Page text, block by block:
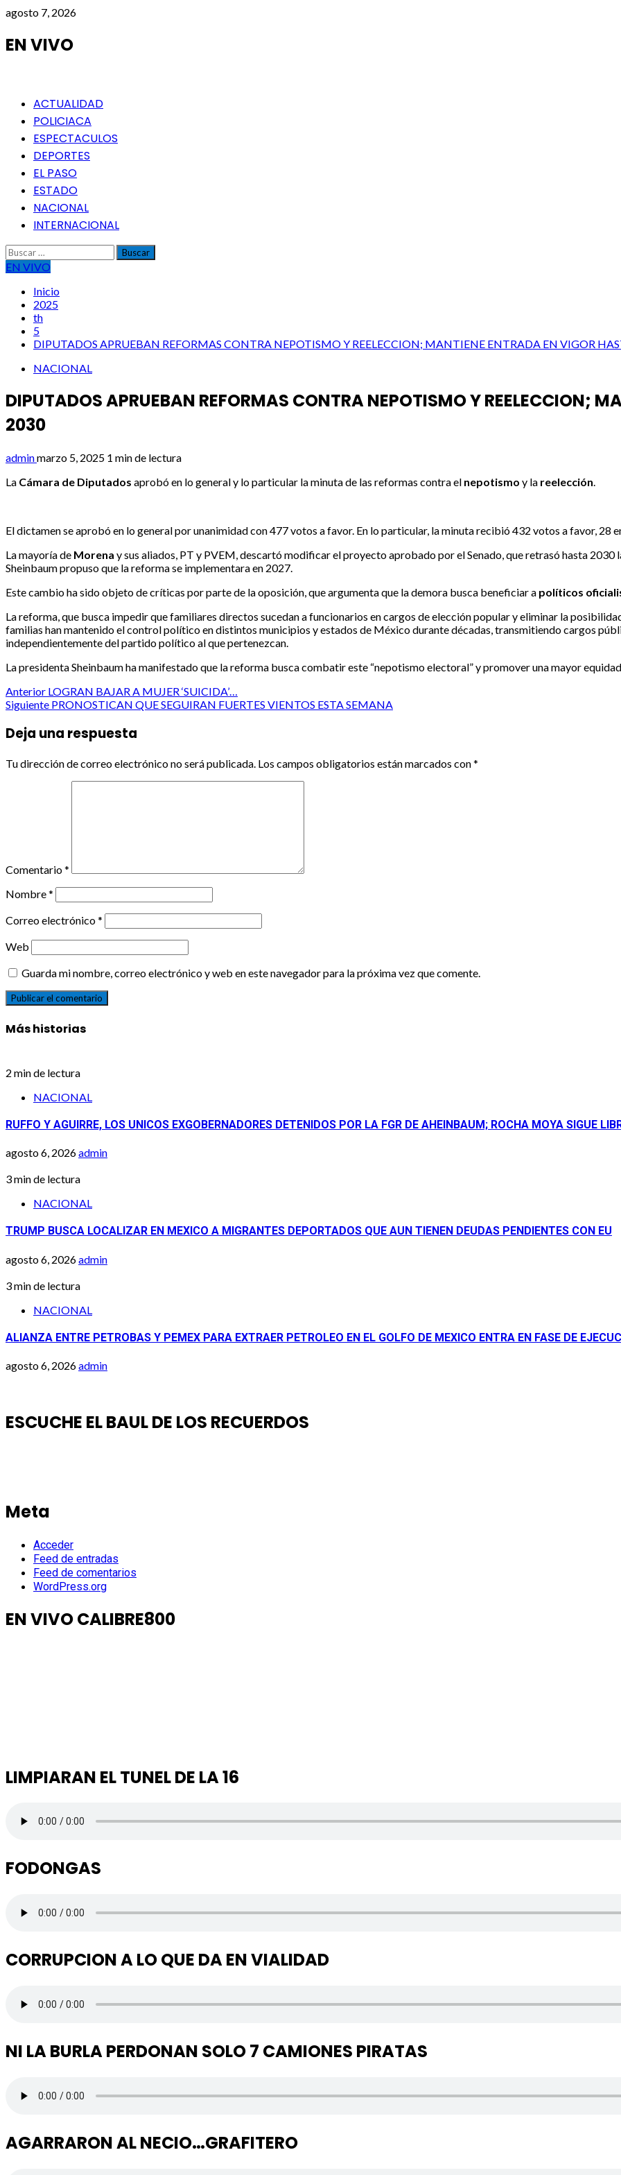
Saltar
contenido
agosto 7, 2026
EN VIVO
Menú
principal
ACTUALIDAD
POLICIACA
ESPECTACULOS
DEPORTES
EL PASO
ESTADO
NACIONAL
INTERNACIONAL
Buscar:
EN VIVO
Inicio
2025
th
5
DIPUTADOS APRUEBAN REFORMAS CONTRA NEPOTISMO Y REELECCION; MANTIENE ENTRADA EN VIGOR
NACIONAL
DIPUTADOS APRUEBAN REFORMAS CONTRA NEPOTISMO Y REELECCION;
2030
adminmarzo 5, 2025 1 min de lectura
La Cámara de Diputados aprobó en lo general y lo particular la minuta de las reformas contra el nepotismo y la reelección
El dictamen se aprobó en lo general por unanimidad con 477 votos a favor. En lo particular, la minuta recibió 432 votos a favor, 28
La mayoría de Morena y sus aliados, PT y PVEM, descartó modificar el proyecto aprobado por el Senado, que retrasó hasta 2030
Sheinbaum propuso que la reforma se implementara en 2027.
Este cambio ha sido objeto de críticas por parte de la oposición, que argumenta que la demora busca beneficiar a políticos
La reforma, que busca impedir que familiares directos sucedan a funcionarios en cargos de elección popular y eliminar la
familias han mantenido el control político en distintos municipios y estados de México durante décadas, transmitiendo cargos
independientemente del partido político al que pertenezcan.
La presidenta Sheinbaum ha manifestado que la reforma busca combatir este “nepotismo electoral” y promover una mayor
Post
Anterior LOGRAN BAJAR A MUJER ‘SUICIDA’…
Siguiente PRONOSTICAN QUE SEGUIRAN FUERTES VIENTOS ESTA SEMANA
Deja una respuesta
Tu dirección de correo electrónico no será publicada. Los campos obligatorios están marcados con*
Comentario*
Nombre*
Correo electrónico*
Web
Guarda mi nombre, correo electrónico y web en este navegador para la próxima vez que comente.
Más historias
2 min de lectura
NACIONAL
RUFFO Y AGUIRRE, LOS UNICOS EXGOBERNADORES DETENIDOS POR LA FGR DE AHEINBAUM; ROCHA MOYA SIGUE
agosto 6, 2026admin
3 min de lectura
NACIONAL
TRUMP BUSCA LOCALIZAR EN MEXICO A MIGRANTES DEPORTADOS QUE AUN TIENEN DEUDAS PENDIENTES CON EU
agosto 6, 2026admin
3 min de lectura
NACIONAL
ALIANZA ENTRE PETROBAS Y PEMEX PARA EXTRAER PETROLEO EN EL GOLFO DE MEXICO ENTRA EN FASE DE
agosto 6, 2026admin
ESCUCHE EL BAUL DE LOS RECUERDOS
Meta
Acceder
Feed de entradas
Feed de comentarios
WordPress.org
EN VIVO CALIBRE800
LIMPIARAN EL TUNEL DE LA 16
FODONGAS
CORRUPCION A LO QUE DA EN VIALIDAD
NI LA BURLA PERDONAN SOLO 7 CAMIONES PIRATAS
AGARRARON AL NECIO…GRAFITERO